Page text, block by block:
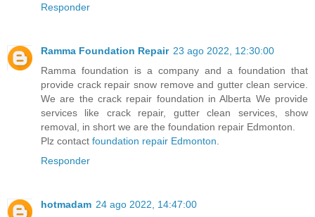
Responder
Ramma Foundation Repair 23 ago 2022, 12:30:00
Ramma foundation is a company and a foundation that
provide crack repair snow remove and gutter clean service.
We are the crack repair foundation in Alberta We provide
services like crack repair, gutter clean services, show
removal, in short we are the foundation repair Edmonton.
Plz contact foundation repair Edmonton
Responder
hotmadam 24 ago 2022, 14:47:00